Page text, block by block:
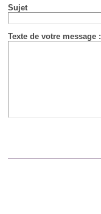
Sujet
Texte de votre message :